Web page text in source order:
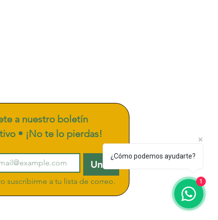
a nuestro boletín
• ¡No te lo pierdas!
Unirse
suscribirme a tu lista de correo.
¿Cómo podemos ayudarte?
1